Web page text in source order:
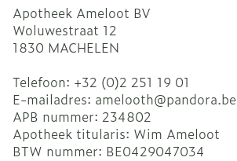
Apotheek Ameloot BV
Woluwestraat 12
1830 MACHELEN
Telefoon: +32 (0)2 251 19 01
E-mailadres: amelooth@pandora.be
APB nummer: 234802
Apotheek titularis: Wim Ameloot
BTW nummer: BE0429047034